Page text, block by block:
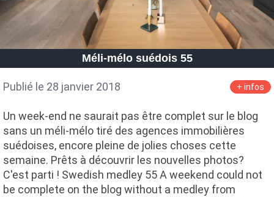
Méli-mélo suédois 55
Publié le 28 janvier 2018 + infos
Un week-end ne saurait pas être complet sur le blog
sans un méli-mélo tiré des agences immobilières
suédoises, encore pleine de jolies choses cette
semaine. Prêts à découvrir les nouvelles photos?
C'est parti ! Swedish medley 55 A weekend could not
be complete on the blog without a medley from